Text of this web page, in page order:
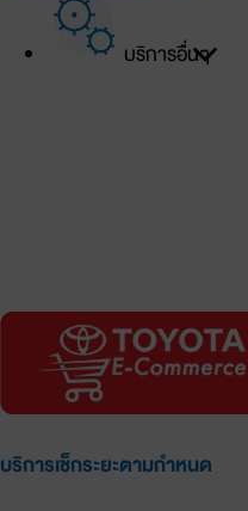
บริการอื่นๆ
โปรโมชัน
บริการเช็กระยะตามกำหนด